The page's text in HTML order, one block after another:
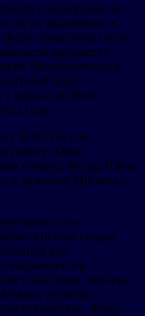
экспертизу, по
об их включении в
объявлены после
вручаются
Экономического
будет
рамках особой
года.
с ВЭО России
работу Юрия
страны. Вклад Юрия
и развитие Москвы и
по
Он был создан
для
выдающегося
наследия, которое
политик,
Фонд